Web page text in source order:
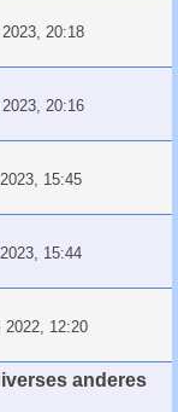
20:18
20:16
15:45
15:44
2022, 12:20
anderes